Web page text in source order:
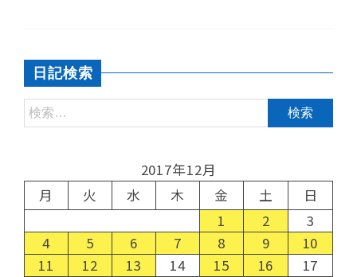
日記検索
2017年12月
月
火 水 木 金 土
日
1
2
3
4
5 6 7 8 9
10
11
12 13 14 15 16
17